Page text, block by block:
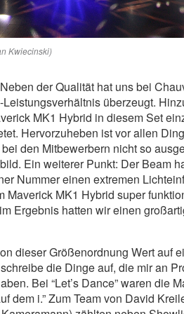
Kwiecinski)
der Qualität hat uns bei
überzeugt.
MK1 Hybrid in diesem Set
Hervorzuheben ist vor allen
den Mitbewerbern nicht so
Ein weiterer Punkt: Der Beam
Nummer einen extremen
Maverick MK1 Hybrid super
Ergebnis hatten wir einen
dieser Größenordnung Wert auf
die Dinge auf, die mir an
Bei “Let’s Dance” waren die
dem i.” Zum Team von David